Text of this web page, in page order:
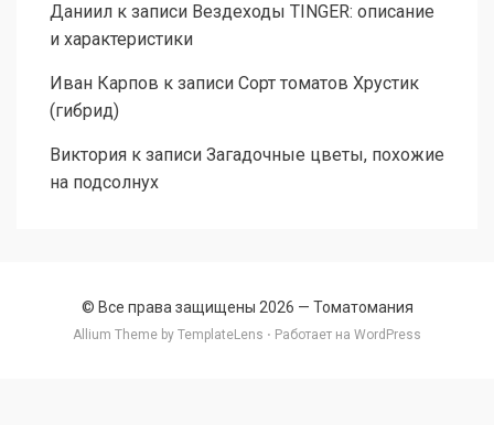
Даниил к записи Вездеходы TINGER: описание
и характеристики
Иван Карпов к записи Сорт томатов Хрустик
(гибрид)
Виктория к записи Загадочные цветы, похожие
на подсолнух
© Все права защищены 2026 — Томатомания
Allium Theme by TemplateLens ⋅ Работает на WordPress